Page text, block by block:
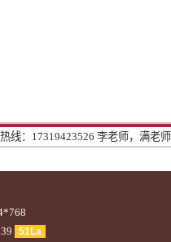
热线：17319423526 李老师，满老师
51La